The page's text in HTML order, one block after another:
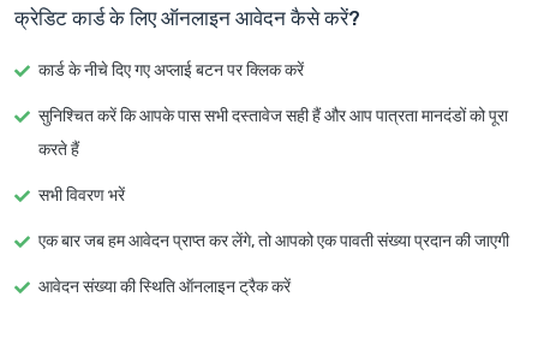
क्रेडिट कार्ड के लिए ऑनलाइन आवेदन कैसे करें?
कार्ड के नीचे दिए गए अप्लाई बटन पर क्लिक करें
सुनिश्चित करें कि आपके पास सभी दस्तावेज सही हैं और आप पात्रता मानदंडों को पूरा
करते हैं
सभी विवरण भरें
एक बार जब हम आवेदन प्राप्त कर लेंगे, तो आपको एक पावती संख्या प्रदान की जाएगी
आवेदन संख्या की स्थिति ऑनलाइन ट्रैक करें